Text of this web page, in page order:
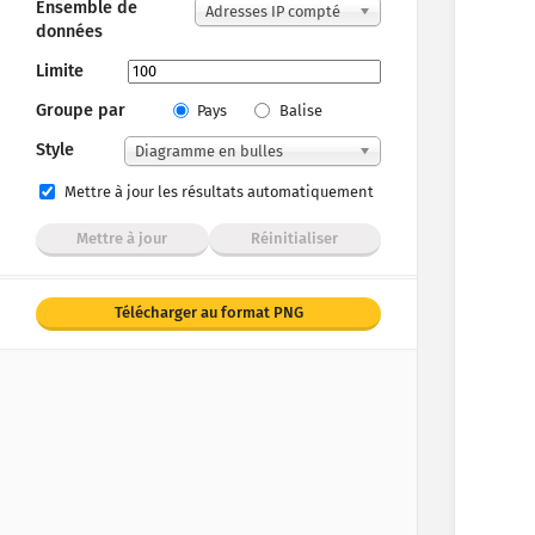
Ensemble de
données
Adresses IP compté
Limite
Groupe par
Pays Balise
Style Diagramme en bulles
Mettre à jour les résultats automatiquement
Mettre à jour Réinitialiser
Télécharger au format PNG